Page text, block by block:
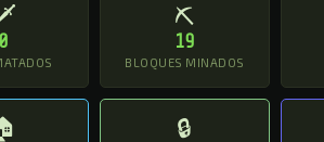
0
⛏
19
BLOQUES MINADOS
🔒